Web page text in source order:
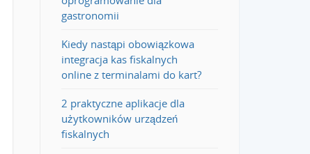
gastronomii
Kiedy nastąpi obowiązkowa
integracja kas fiskalnych
online z terminalami do kart?
2 praktyczne aplikacje dla
użytkowników urządzeń
fiskalnych